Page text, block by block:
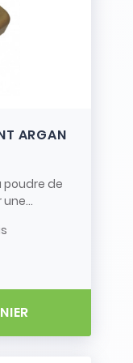
utilisant des
de peau.
bio
englobe
:
sulfates et
ARGAN
poudre de